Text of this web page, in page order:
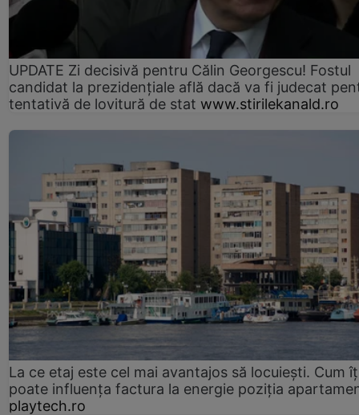
UPDATE Zi decisivă pentru Călin Georgescu! Fostul
candidat la prezidențiale află dacă va fi judecat
tentativă de lovitură de stat www.stirilekanald.ro
La ce etaj este cel mai avantajos să locuiești. Cum
poate influența factura la energie poziția
playtech.ro